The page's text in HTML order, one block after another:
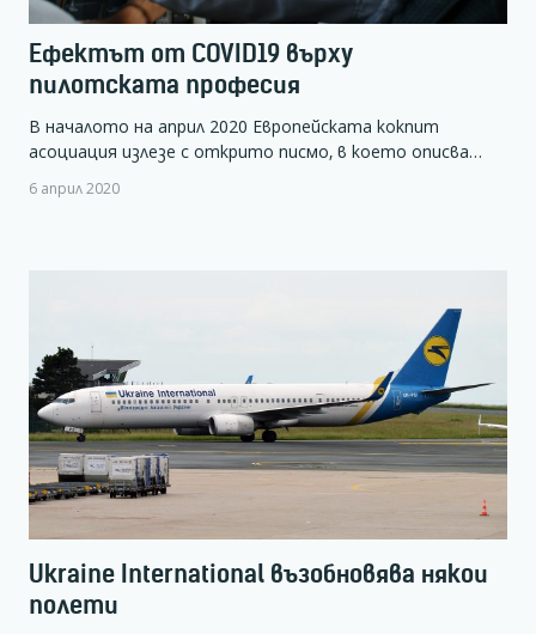
Ефектът от COVID19 върху
пилотската професия
В началото на април 2020 Европейската кокпит
асоциация излезе с открито писмо, в което описва…
6 април 2020
Ukraine International възобновява някои
полети